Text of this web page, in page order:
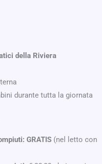
della Riviera
durante tutta la giornata
GRATIS (nel letto con